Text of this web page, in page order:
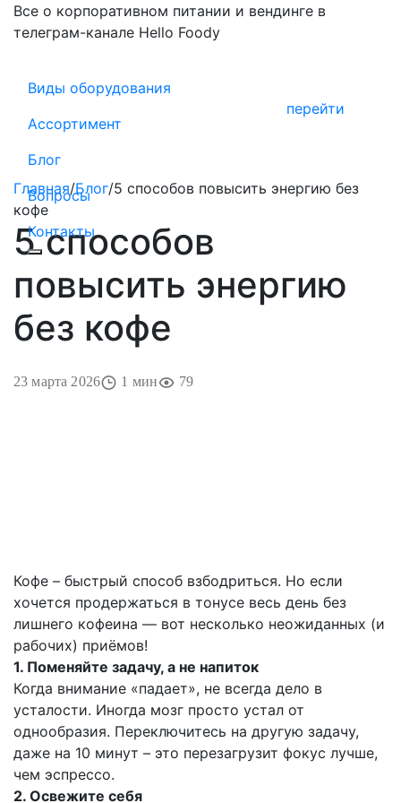
Все о корпоративном питании и вендинге в
телеграм-канале Hello Foody
перейти
Виды оборудования
Ассортимент
Блог
Вопросы
Контакты
Главная/Блог/5 способов повысить энергию без
кофе
5 способов
повысить энергию
без кофе
23 марта 2026 1 мин 79
Кофе – быстрый способ взбодриться. Но если
хочется продержаться в тонусе весь день без
лишнего кофеина — вот несколько неожиданных (и
рабочих) приёмов!
1. Поменяйте задачу, а не напиток
Когда внимание «падает», не всегда дело в
усталости. Иногда мозг просто устал от
однообразия. Переключитесь на другую задачу,
даже на 10 минут – это перезагрузит фокус лучше,
чем эспрессо.
2. Освежите себя